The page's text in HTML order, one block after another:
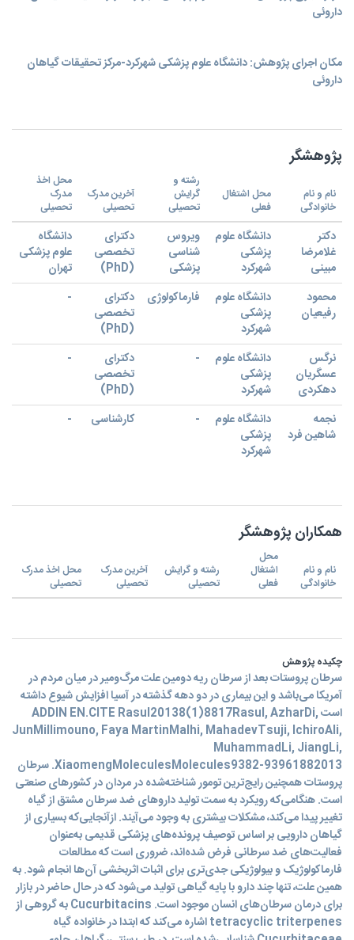
داروئی
مکان اجرای پژوهش: دانشگاه علوم پزشکی شهرکرد-مرکز تحقیقات گیاهان
داروئی
پژوهشگر
نام و نام
خانوادگی
محل اشتغال
فعلی
رشته و
گرایش
تحصیلی
آخرین مدرک
تحصیلی
محل اخذ
مدرک
تحصیلی
دکتر
غلامرضا
مبینی
دانشگاه علوم
پزشکی
شهرکرد
ویروس
شناسی
پزشکی
دکترای
تخصصی
(PhD)
دانشگاه
علوم پزشکی
تهران
محمود
رفیعیان
دانشگاه علوم
پزشکی
شهرکرد
فارماکولوژی
دکترای
تخصصی
(PhD)
-
نرگس
عسگریان
دهکردی
دانشگاه علوم
پزشکی
شهرکرد
-
دکترای
تخصصی
(PhD)
-
نجمه
شاهین فرد
دانشگاه علوم
پزشکی
شهرکرد
- کارشناسی -
همکاران پژوهشگر
نام و نام
خانوادگی
محل
اشتغال
فعلی
رشته و گرایش
تحصیلی
آخرین مدرک
تحصیلی
محل اخذ مدرک
تحصیلی
چکیده پژوهش
سرطان پروستات بعد از سرطان ریه دومین علت مرگ‌ومیر در میان مردم در
آمریکا می‌باشد و این بیماری در دو دهه گذشته در آسیا افزایش شیوع داشته
است ADDIN EN.CITE Rasul20138(1)8817Rasul, AzharDi,
JunMillimouno, Faya MartinMalhi, MahadevTsuji, IchiroAli,
MuhammadLi, JiangLi,
XiaomengMoleculesMolecules9382-93961882013. سرطان
پروستات همچنین رایج‌ترین تومور شناخته‌شده در مردان در کشورهای صنعتی
است. هنگامی‌که رویکرد به سمت تولید داروهای ضد سرطان مشتق از گیاه
تغییر پیدا می‌کند، مشکلات بیشتری به وجود می‌آیند. ازآنجایی‌که بسیاری از
گیاهان دارویی بر اساس توصیف پرونده‌های پزشکی قدیمی به‌عنوان
فعالیت‌های ضد سرطانی فرض شده‌اند، ضروری است که مطالعات
فارماکولوژیک و بیولوژیکی جدی‌تری برای اثبات اثربخشی آن‌ها انجام شود. به
همین علت، تنها چند دارو با پایه گیاهی تولید می‌شود که در حال حاضر در بازار
برای درمان سرطان‌های انسان موجود است. Cucurbitacins به گروهی از
tetracyclic triterpenes اشاره می‌کند که ابتدا در خانواده گیاه